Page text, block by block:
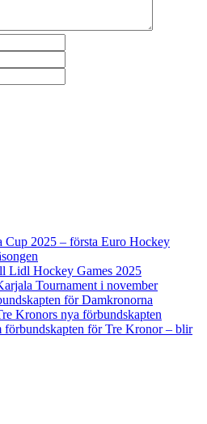
Cup 2025 – första Euro Hockey
Lidl Hockey Games 2025
Tournament i november
för Damkronorna
Kronors nya förbundskapten
förbundskapten för Tre Kronor – blir